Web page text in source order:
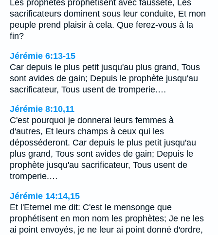
Les prophètes prophétisent avec fausseté, Les
sacrificateurs dominent sous leur conduite, Et mon
peuple prend plaisir à cela. Que ferez-vous à la
fin?
Jérémie 6:13-15
Car depuis le plus petit jusqu'au plus grand, Tous
sont avides de gain; Depuis le prophète jusqu'au
sacrificateur, Tous usent de tromperie.…
Jérémie 8:10,11
C'est pourquoi je donnerai leurs femmes à
d'autres, Et leurs champs à ceux qui les
déposséderont. Car depuis le plus petit jusqu'au
plus grand, Tous sont avides de gain; Depuis le
prophète jusqu'au sacrificateur, Tous usent de
tromperie.…
Jérémie 14:14,15
Et l'Eternel me dit: C'est le mensonge que
prophétisent en mon nom les prophètes; Je ne les
ai point envoyés, je ne leur ai point donné d'ordre,